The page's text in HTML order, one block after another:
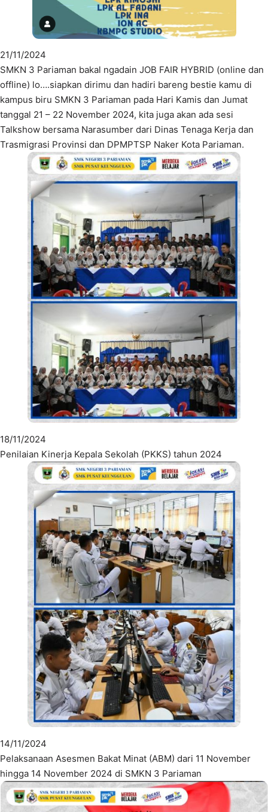
21/11/2024
SMKN 3 Pariaman bakal ngadain JOB FAIR HYBRID (online dan
offline) lo….siapkan dirimu dan hadiri bareng bestie kamu di
kampus biru SMKN 3 Pariaman pada Hari Kamis dan Jumat
tanggal 21 – 22 November 2024, kita juga akan ada sesi
Talkshow bersama Narasumber dari Dinas Tenaga Kerja dan
Trasmigrasi Provinsi dan DPMPTSP Naker Kota Pariaman.
18/11/2024
Penilaian Kinerja Kepala Sekolah (PKKS) tahun 2024
14/11/2024
Pelaksanaan Asesmen Bakat Minat (ABM) dari 11 November
hingga 14 November 2024 di SMKN 3 Pariaman